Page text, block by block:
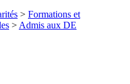
> Formations et
>Admis aux DE